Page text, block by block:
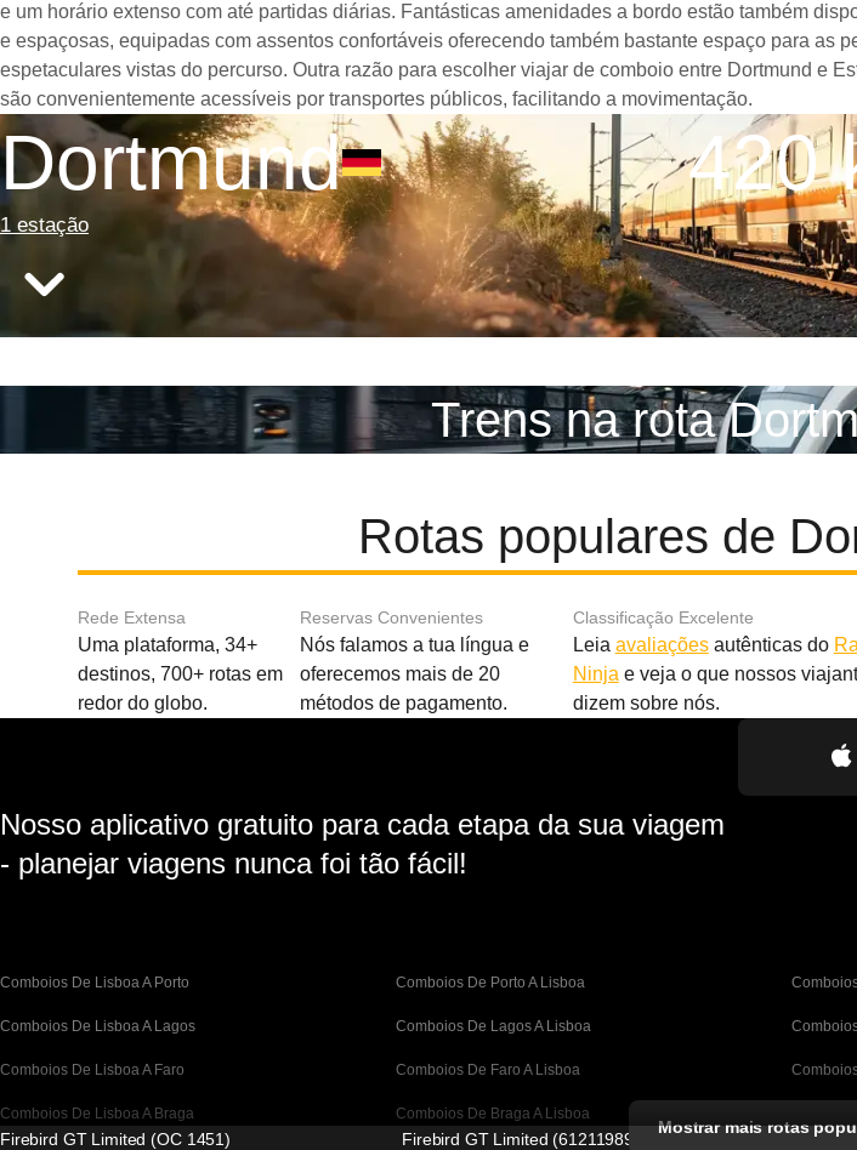
e um horário extenso com até partidas diárias. Fantásticas amenidades a bordo estão também
e espaçosas, equipadas com assentos confortáveis oferecendo também bastante espaço para as
espetaculares vistas do percurso. Outra razão para escolher viajar de comboio entre Dortmund e
são convenientemente acessíveis por transportes públicos, facilitando a movimentação.
Dortmund
1 estação
420
Trens na rota
Rotas populares de
Rede Extensa
Uma plataforma, 34+
destinos, 700+ rotas em
redor do globo.
Reservas Convenientes
Nós falamos a tua língua e
oferecemos mais de 20
métodos de pagamento.
Classificação Excelente
Leia avaliaçõesautênticas do
Ninja e veja o que nossos
dizem sobre nós.
Nosso aplicativo gratuito para cada etapa da sua viagem
- planejar viagens nunca foi tão fácil!
Comboios De Lisboa A Porto Comboios De Porto A Lisboa
Comboios De Lisboa A Lagos Comboios De Lagos A Lisboa
Comboios De Lisboa A Faro Comboios De Faro A Lisboa
Comboios De Lisboa A Braga Comboios De Braga A Lisboa
Mostrar mais rotas
Firebird GT Limited (OC 1451) Firebird GT Limited (61211989)